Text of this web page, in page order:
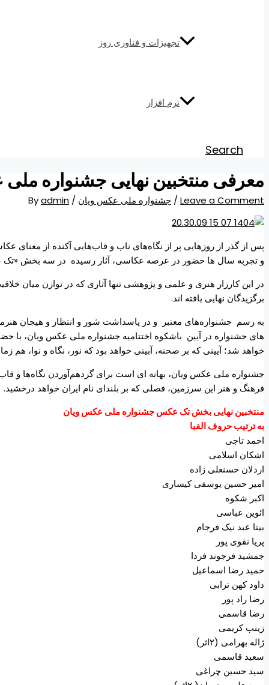
تجهیزات و فناوری روز
نرم افزار
Search
معرفی منتخبین نهایی جشنواره
Leave a Comment
/ جشنواره ملی عکس ویان / By
admin
پس از گذر از روزهایی پر از نگاه‌های ناب و قاب‌هایی آکنده از معنای
و تجربه سال ها حضور در عرصه عکاسی، آثار رسیده در سه بخش «تک
در این کارزار هنری و علمی و پژوهشی تنها آثاری که در توازن میان
برگزیدگان نهایی یافته اند.
به رسم جشنواره‌های معتبر و در پاسداشت شور و انتظار و هیجان
های جشنواره در آیین باشکوه اختتامیه جشنواره ملی عکس ویان، با
خواهد شد؛ آیینی که بر صحنه، آبینی خواهد بود که نور، نگاه و نوا،
جشنواره ملی عکس ویان، بهانه ای است برای گردهم‌آوردن نگاه‌ها و
فرهنگ و هنر این سرزمین، فصلی که بر بلندای نام ایران خواهد درخشید.
منتخبین نهایی بخش تک عکس جشنواره ملی عکس ویان
به ترتیب حروف الفبا
احمد تاجی
اشکان اسلامی
اردلان حسنعلی زاده
امیر حسین یوسفی کیساری
اکبر شکوه
ائوین عباسی
بیتا عبد نیک فرجام
پریا نقوی پور
جمشید فرجوند فردا
حمید رضا اسماعیل
داود کهن ترابی
رضا راد پور
رضا قاسمی
زینب کریمی
ژاله بهرامی (۲اثر)
سعید قاسمی
سید حسین چراغی